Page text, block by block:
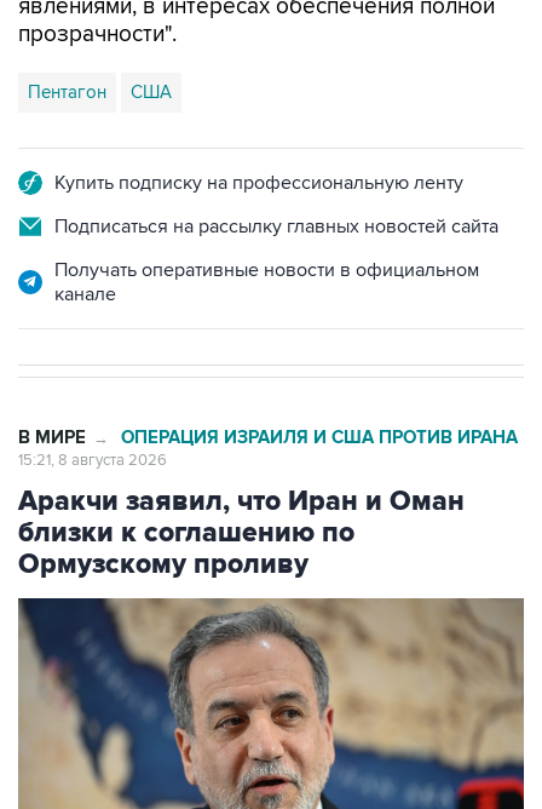
Пентагон США
Подписаться на рассылку главных новостей сайта
Получать оперативные новости в официальном
Аракчи заявил, что Иран и Оман
близки к соглашению по
Ормузскому проливу